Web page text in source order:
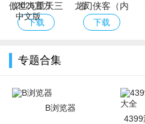
傲世九重天三
国机蜜福利版
下载
龙门侠客（内
购版）
下载
专题合集
B浏览器
4399